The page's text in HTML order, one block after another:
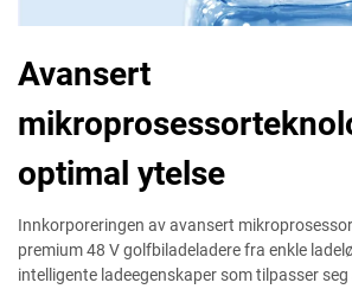
Avansert
optimal ytelse
Innkorporeringen av avansert
premium 48 V golfbiladeladere fra enkle
intelligente ladeegenskaper som tilpasser